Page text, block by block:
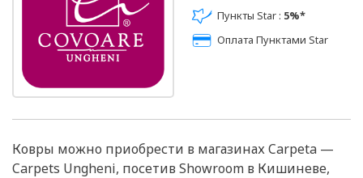
Пункты Star : 5%*
Оплата Пунктами Star
Ковры можно приобрести в магазинах Carpeta —
Carpets Ungheni, посетив Showroom в Кишиневе,